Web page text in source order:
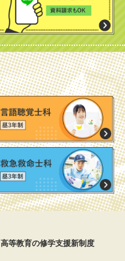
高等教育の修学支援新制度